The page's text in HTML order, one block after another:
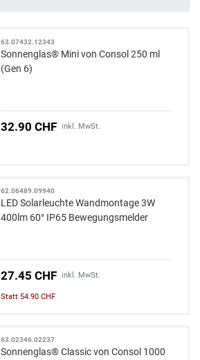
63.07432.12343
Sonnenglas® Mini von Consol 250 ml
(Gen 6)
32.90 CHF inkl. MwSt.
62.06489.09940
LED Solarleuchte Wandmontage 3W
400lm 60° IP65 Bewegungsmelder
27.45 CHF inkl. MwSt.
Statt 54.90 CHF
63.02346.02237
Sonnenglas® Classic von Consol 1000